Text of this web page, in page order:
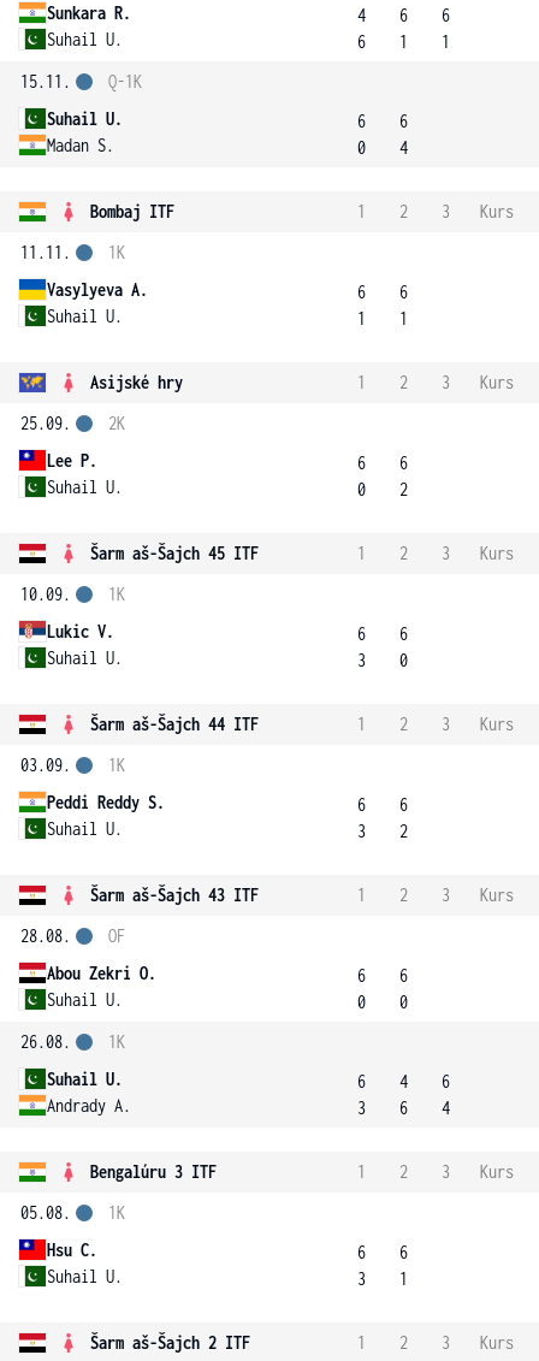
Sunkara R.
Suhail U.
4
6
6
1
6
1
15.11.
Suhail U.
Madan S.
Q-1K
6
0
6
4
Bombaj ITF 1 2 3
Kurs
11.11.
Vasylyeva A.
Suhail U.
1K
6
1
6
1
Asijské hry 1 2 3
Kurs
25.09.
Lee P.
Suhail U.
2K
6
0
6
2
Šarm aš-Šajch 45 ITF 1 2 3
Kurs
10.09.
Lukic V.
Suhail U.
1K
6
3
6
0
Šarm aš-Šajch 44 ITF 1 2 3
Kurs
03.09.
Peddi Reddy S.
Suhail U.
1K
6
3
6
2
Šarm aš-Šajch 43 ITF 1 2 3
Kurs
28.08.
Abou Zekri O.
Suhail U.
OF
6
0
6
0
26.08.
Suhail U.
Andrady A.
1K
6
3
4
6
6
4
Bengalúru 3 ITF 1 2 3
Kurs
05.08.
Hsu C.
Suhail U.
1K
6
3
6
1
Šarm aš-Šajch 2 ITF 1 2 3
Kurs